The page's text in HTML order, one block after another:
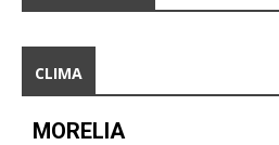
CLIMA
MORELIA